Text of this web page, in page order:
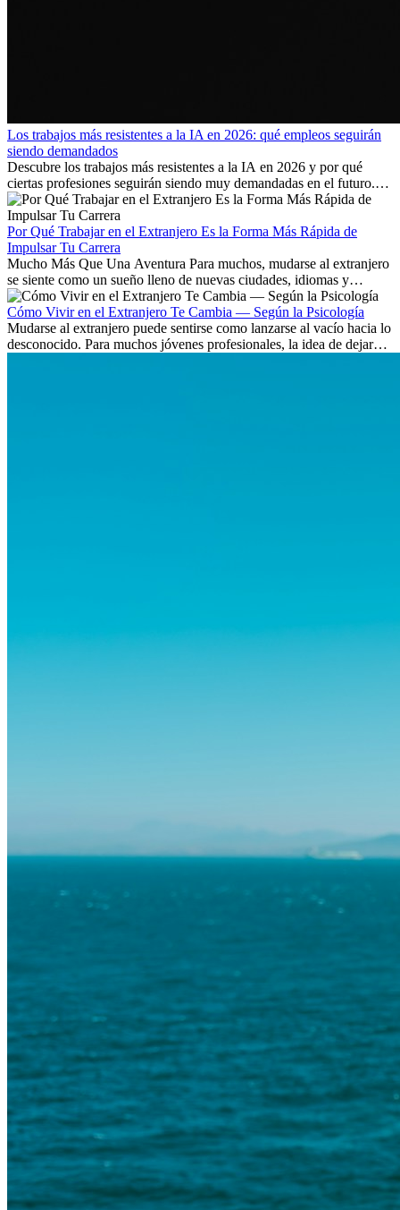
Los trabajos más resistentes a la IA en 2026: qué empleos seguirán
siendo demandados
Descubre los trabajos más resistentes a la IA en 2026 y por qué
ciertas profesiones seguirán siendo muy demandadas en el futuro.
Aprende qué habilidades serán clave y qué oportunidades laborales
existen a nivel internacional.
Por Qué Trabajar en el Extranjero Es la Forma Más Rápida de
Impulsar Tu Carrera
Mucho Más Que Una Aventura Para muchos, mudarse al extranjero
se siente como un sueño lleno de nuevas ciudades, idiomas y
culturas. Pero más allá de la...
Cómo Vivir en el Extranjero Te Cambia — Según la Psicología
Mudarse al extranjero puede sentirse como lanzarse al vacío hacia lo
desconocido. Para muchos jóvenes profesionales, la idea de dejar